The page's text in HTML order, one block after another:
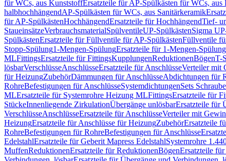
für WCs, aus KunststoffErsatzteile für AP-Spülkästen für WCs, aus
halbhochhängendAP-Spülkästen für WCs, aus Sanitärkeramik
für AP-SpülkästenHochhängendErsatzteile für HochhängendTief-
StaueinsätzeVerbrauchsmaterialSpülventileUP-SpülkästenSigma
SpülkästenErsatzteile für Füllventile für AP-SpülkästenFüllventile
Stopp-Spülung1-Mengen-SpülungErsatzteile für 1-Mengen-Spülung
MLFittingsErsatzteile für FittingsKupplungenReduktionenBögenT-
lösbarVerschlüsseAnschlüsseErsatzteile für AnschlüsseVerteiler mit
für HeizungZubehörDämmungen für AnschlüsseAbdichtungen für
RohreBefestigungen für AnschlüsseSystemdichtungenSets
MLErsatzteile für Systemrohre Heizung MLFittingsErsatzteile für
StückeInnenliegende ZirkulationÜbergänge unlösbarErsatzteile für
VerschlüsseAnschlüsseErsatzteile für AnschlüsseVerteiler mit
HeizungErsatzteile für Anschlüsse für HeizungZubehörErsatzteile
RohreBefestigungen für RohreBefestigungen für Anschlüsse
EdelstahlErsatzteile für Geberit Mapress EdelstahlSystemrohre
MuffenReduktionenErsatzteile für ReduktionenBögenErsatzteile